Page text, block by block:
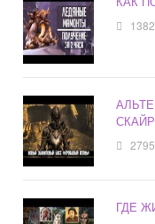
1382
2795
ГДЕ